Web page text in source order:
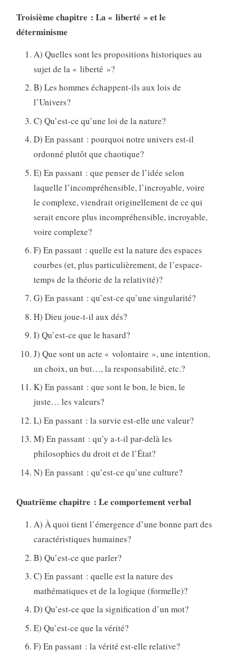
Troisième chapitre : La « liberté » et le
déterminisme
A) Quelles sont les propositions historiques au
sujet de la « liberté »?
B) Les hommes échappent-ils aux lois de
l’Univers?
C) Qu’est-ce qu’une loi de la nature?
D) En passant : pourquoi notre univers est-il
ordonné plutôt que chaotique?
E) En passant : que penser de l’idée selon
laquelle l’incompréhensible, l’incroyable, voire
le complexe, viendrait originellement de ce qui
serait encore plus incompréhensible, incroyable,
voire complexe?
F) En passant : quelle est la nature des espaces
courbes (et, plus particulièrement, de l’espace-
temps de la théorie de la relativité)?
G) En passant : qu’est-ce qu’une singularité?
H) Dieu joue-t-il aux dés?
I) Qu’est-ce que le hasard?
J) Que sont un acte « volontaire », une intention,
un choix, un but…, la responsabilité, etc.?
K) En passant : que sont le bon, le bien, le
juste… les valeurs?
L) En passant : la survie est-elle une valeur?
M) En passant : qu’y a-t-il par-delà les
philosophies du droit et de l’État?
N) En passant : qu’est-ce qu’une culture?
Quatrième chapitre : Le comportement verbal
A) À quoi tient l’émergence d’une bonne part des
caractéristiques humaines?
B) Qu’est-ce que parler?
C) En passant : quelle est la nature des
mathématiques et de la logique (formelle)?
D) Qu’est-ce que la signification d’un mot?
E) Qu’est-ce que la vérité?
F) En passant : la vérité est-elle relative?